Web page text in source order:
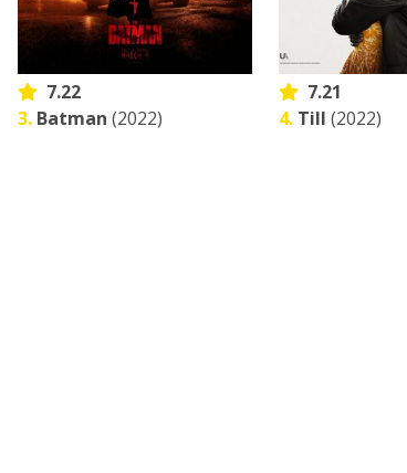
7.22
3. Batman (2022)
7.21
4. Till (2022)